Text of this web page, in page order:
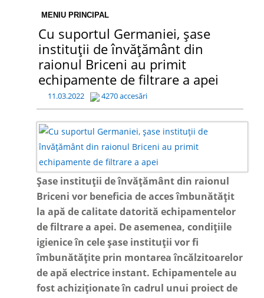
MENIU PRINCIPAL
Cu suportul Germaniei, șase
instituții de învățământ din
raionul Briceni au primit
echipamente de filtrare a apei
11.03.2022 4270 accesări
Șase instituții de învățământ din raionul
Briceni vor beneficia de acces îmbunătățit
la apă de calitate datorită echipamentelor
de filtrare a apei. De asemenea, condițiile
igienice în cele șase instituții vor fi
îmbunătățite prin montarea încălzitoarelor
de apă electrice instant. Echipamentele au
fost achiziționate în cadrul unui proiect de